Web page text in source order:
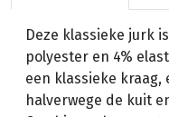
Deze klassieke jurk
polyester en 4%
een klassieke
halverwege de kuit